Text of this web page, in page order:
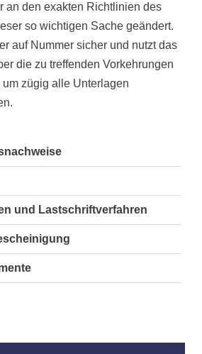
an den exakten Richtlinien des
so wichtigen Sache geändert.
auf Nummer sicher und nutzt das
die zu treffenden Vorkehrungen
zügig alle Unterlagen
und Lastschriftverfahren